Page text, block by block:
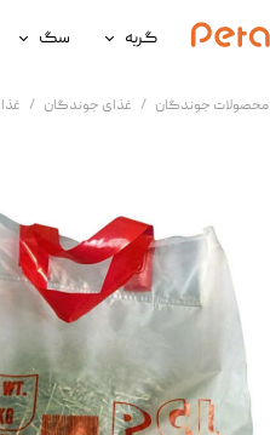
گربه
غذای گربه
آرایشی و بهداشتی گربه
سگ
غذای سگ
آرایشی و
محصولات جوندگان غذای جوندگان